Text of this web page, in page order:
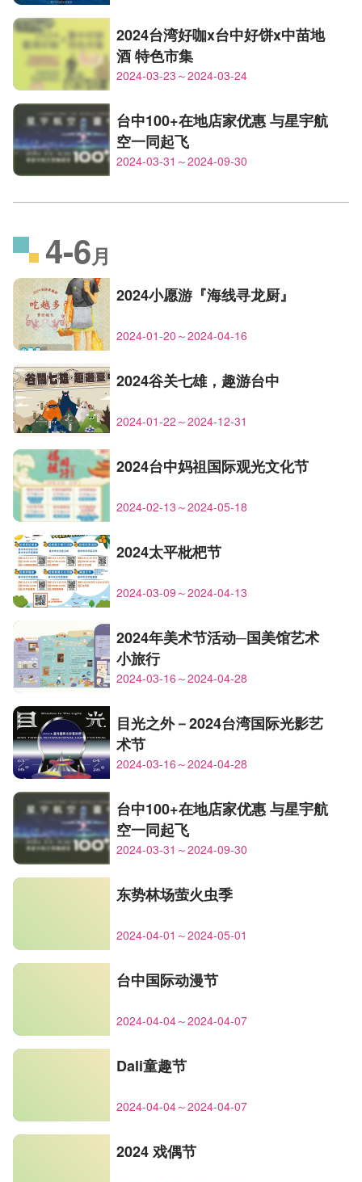
2024台湾好咖x台中好饼x中苗地
酒 特色市集
2024-03-23～2024-03-24
台中100+在地店家优惠 与星宇航
空一同起飞
2024-03-31～2024-09-30
4-6月
2024小愿游『海线寻龙厨』
2024-01-20～2024-04-16
2024谷关七雄，趣游台中
2024-01-22～2024-12-31
2024台中妈祖国际观光文化节
2024-02-13～2024-05-18
2024太平枇杷节
2024-03-09～2024-04-13
2024年美术节活动─国美馆艺术
小旅行
2024-03-16～2024-04-28
目光之外－2024台湾国际光影艺
术节
2024-03-16～2024-04-28
台中100+在地店家优惠 与星宇航
空一同起飞
2024-03-31～2024-09-30
东势林场萤火虫季
2024-04-01～2024-05-01
台中国际动漫节
2024-04-04～2024-04-07
Dali童趣节
2024-04-04～2024-04-07
2024 戏偶节